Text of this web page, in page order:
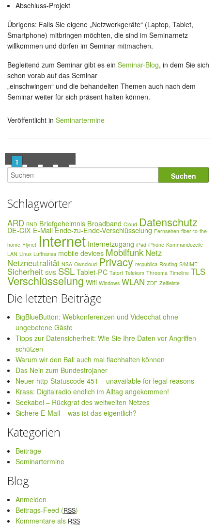
Abschluss-Projekt
Übrigens: Falls Sie eigene „Netzwerkgeräte“ (Laptop, Tablet,
Smartphone) mitbringen möchten, die sind im Seminarnetz
willkommen und dürfen im Seminar mitmachen.
Begleitend zum Seminar gibt es ein Seminar-Blog, in dem Sie sich
schon vorab auf das Seminar
„einschwingen“ und die behandelten Themen auch nach dem
Seminar weiter für sich präsent halten können.
Veröffentlicht in Seminartermine
1
Schlagwörter
ARD BND Briefgeheimnis Broadband Cloud Datenschutz
DE-CIX E-Mail Ende-zu-Ende-Verschlüsselung Fernsehen fiber-to-the-
home Flynet Internet Internetzugang iPad iPhone Kommandozeile
LAN Linux Lufthansa mobile devices Mobilfunk Netz
Netzneutralität NSA Owncloud Privacy re:publica Routing S/MIME
Sicherheit SMS SSL Tablet-PC Tatort Telekom Threema Timeline TLS
Verschlüsselung Wifi Windows WLAN ZDF Zeitleiste
Die letzten Beiträge
BigBlueButton: Webkonferenzen und Videochat ohne
ungebetene Gäste
Tipps zur Datensicherheit: Wie Sie Ihre Daten vor Angriffen
schützen
Warum wir den Ball auch mal flachhalten können
Das Nein zum Bundestrojaner
Neuer http-Statuscode 451 – unavailable for legal reasons
Krass: Digitalradio endlich im Alltag angekommen!
Seekabel – Rückgrat des weltweiten Netzes
Sichere E-Mail – was ist das eigentlich?
Kategorien
Beiträge
Seminartermine
Blog
Anmelden
Beitrags-Feed (RSS)
Kommentare als RSS